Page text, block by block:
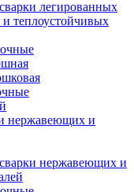
легированных
теплоустойчивых
нержавеющих и
нержавеющих и